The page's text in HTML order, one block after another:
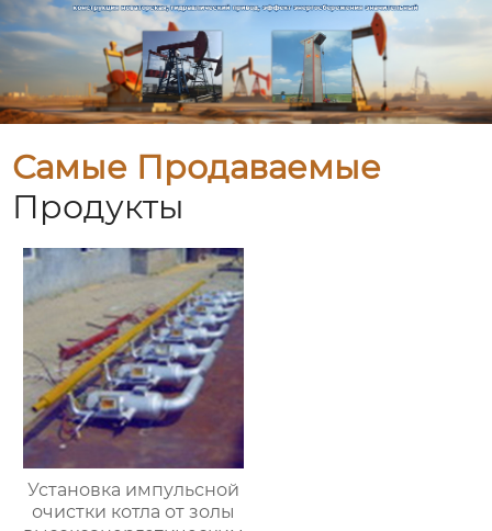
Самые Продаваемые
Продукты
Установка импульсной
очистки котла от золы